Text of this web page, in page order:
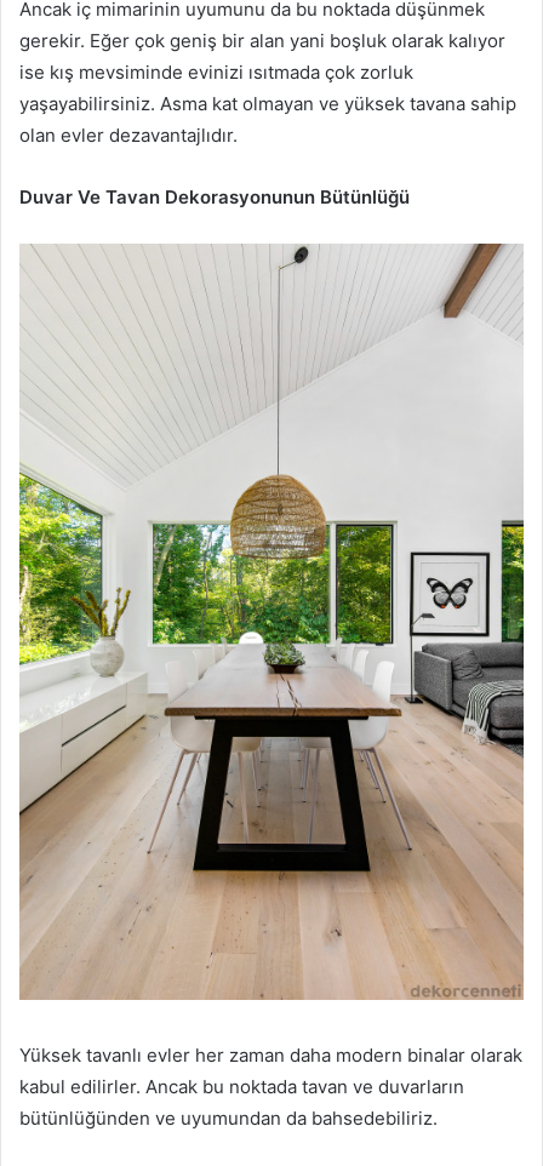
Ancak iç mimarinin uyumunu da bu noktada düşünmek
gerekir. Eğer çok geniş bir alan yani boşluk olarak kalıyor
ise kış mevsiminde evinizi ısıtmada çok zorluk
yaşayabilirsiniz. Asma kat olmayan ve yüksek tavana sahip
olan evler dezavantajlıdır.
Duvar Ve Tavan Dekorasyonunun Bütünlüğü
Yüksek tavanlı evler her zaman daha modern binalar olarak
kabul edilirler. Ancak bu noktada tavan ve duvarların
bütünlüğünden ve uyumundan da bahsedebiliriz.